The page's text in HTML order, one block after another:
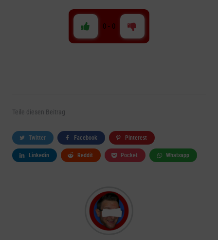
0 - 0
Teile diesen Beitrag
Twitter Facebook Pinterest
Linkedin Reddit Pocket Whatsapp